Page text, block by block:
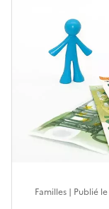
Familles | Publié le